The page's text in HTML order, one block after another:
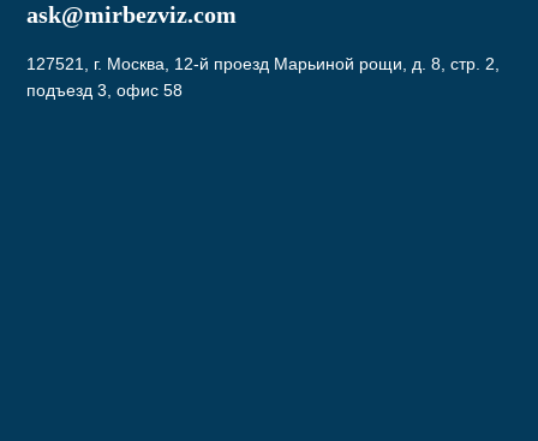
ask@mirbezviz.com
127521, г. Москва, 12-й проезд Марьиной рощи, д. 8, стр. 2,
подъезд 3, офис 58